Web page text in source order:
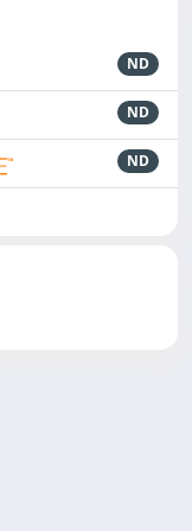
ND
ND
ND